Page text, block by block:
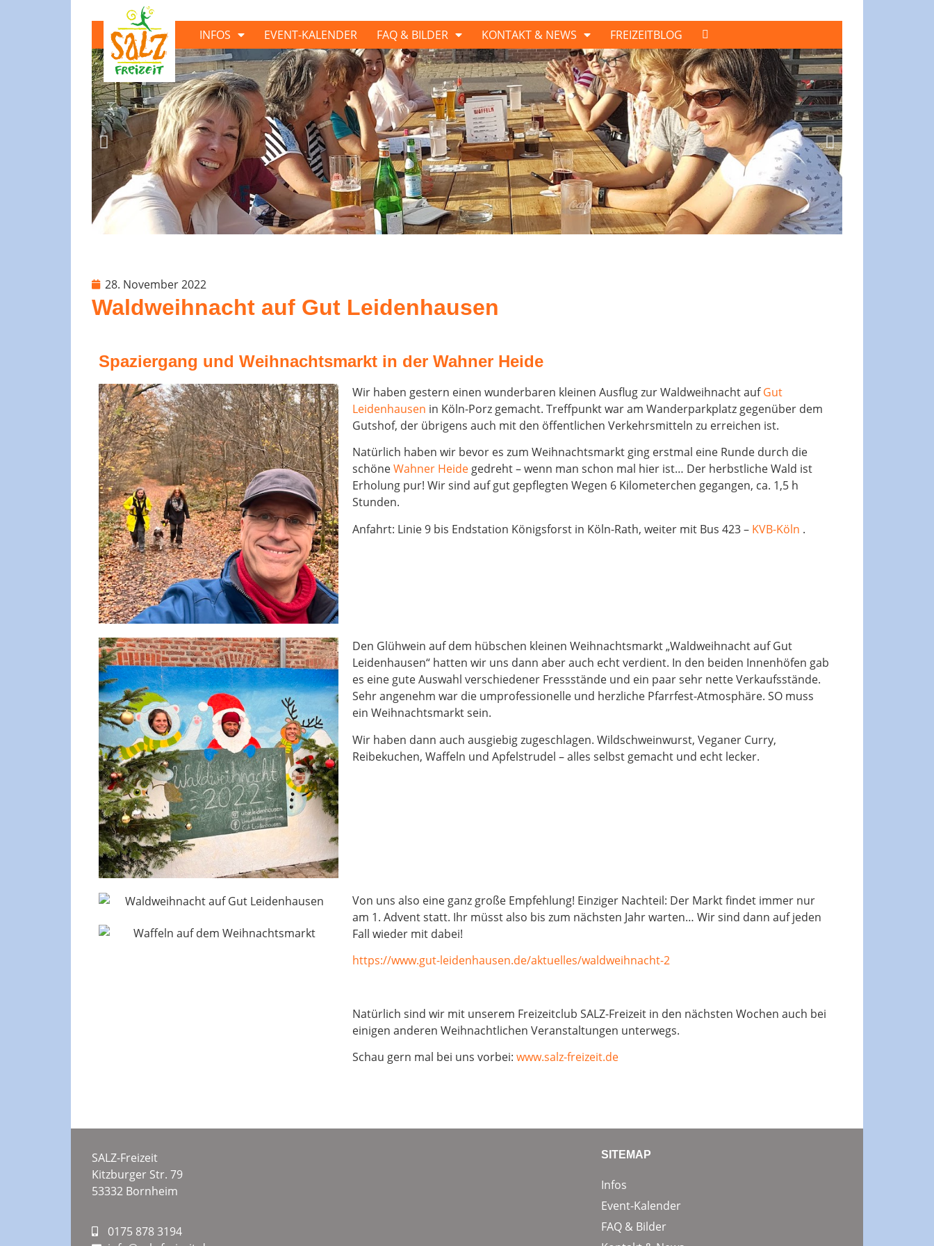
INFOS EVENT-KALENDER FAQ & BILDER KONTAKT & NEWS FREIZEITBLOG
Gemütlichkeit
28. November 2022
Waldweihnacht auf Gut Leidenhausen
Spaziergang und Weihnachtsmarkt in der Wahner Heide
Wir haben gestern einen wunderbaren kleinen Ausflug zur Waldweihnacht aufGut
Leidenhausen in Köln-Porz gemacht. Treffpunkt war am Wanderparkplatz gegenüber dem
Gutshof, der übrigens auch mit den öffentlichen Verkehrsmitteln zu erreichen ist.
Natürlich haben wir bevor es zum Weihnachtsmarkt ging erstmal eine Runde durch die
schöneWahner Heide gedreht – wenn man schon mal hier ist… Der herbstliche Wald ist
Erholung pur! Wir sind auf gut gepflegten Wegen 6 Kilometerchen gegangen, ca. 1,5 h
Stunden.
Anfahrt: Linie 9 bis Endstation Königsforst in Köln-Rath, weiter mit Bus 423 – KVB-Köln .
Den Glühwein auf dem hübschen kleinen Weihnachtsmarkt „Waldweihnacht auf Gut
Leidenhausen“ hatten wir uns dann aber auch echt verdient. In den beiden Innenhöfen gab
es eine gute Auswahl verschiedener Fressstände und ein paar sehr nette Verkaufsstände.
Sehr angenehm war die umprofessionelle und herzliche Pfarrfest-Atmosphäre. SO muss
ein Weihnachtsmarkt sein.
Wir haben dann auch ausgiebig zugeschlagen. Wildschweinwurst, Veganer Curry,
Reibekuchen, Waffeln und Apfelstrudel – alles selbst gemacht und echt lecker.
Von uns also eine ganz große Empfehlung! Einziger Nachteil: Der Markt findet immer nur
am 1. Advent statt. Ihr müsst also bis zum nächsten Jahr warten… Wir sind dann auf jeden
Fall wieder mit dabei!
https://www.gut-leidenhausen.de/aktuelles/waldweihnacht-2
Natürlich sind wir mit unserem Freizeitclub SALZ-Freizeit in den nächsten Wochen auch bei
einigen anderen Weihnachtlichen Veranstaltungen unterwegs.
Schau gern mal bei uns vorbei:www.salz-freizeit.de
SALZ-Freizeit
Kitzburger Str. 79
53332 Bornheim
0175 878 3194
SITEMAP
Infos
Event-Kalender
FAQ & Bilder